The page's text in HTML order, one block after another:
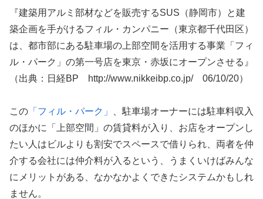
『建築用アルミ部材などを販売するSUS（静岡市）と建
築企画を手がけるフィル・カンパニー（東京都千代田区）
は、都市部にある駐車場の上部空間を活用する事業「フィ
ル・パーク」の第一号店を東京・赤坂にオープンさせる』
（出典：日経BP http://www.nikkeibp.co.jp/ 06/10/20）
この 「フィル・パーク」
、駐車場オーナーには駐車料収入
のほかに「上部空間」の賃貸料が入り、お店をオープンし
たい人はビルよりも割安でスペースで借りられ、両者を仲
介する会社には仲介料が入るという、うまくいけばみんな
にメリットがある、なかなかよくできたシステムかもしれ
ません。